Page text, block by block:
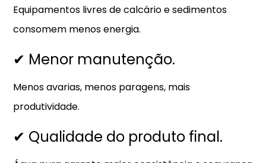
Equipamentos livres de calcário e sedimentos
consomem menos energia.
✔ Menor manutenção.
Menos avarias, menos paragens, mais
produtividade.
✔ Qualidade do produto final.